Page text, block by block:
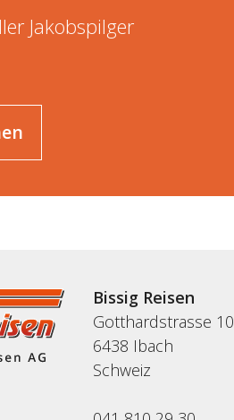
Jakobspilger
Bissig Reisen
Gotthardstrasse 10
6438 Ibach
Schweiz